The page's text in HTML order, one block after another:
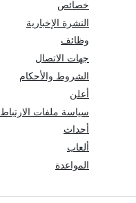
خصائص
النشرة الإخبارية
وظائف
جهات الاتصال
الشروط والأحكام
أعلن
سياسة ملفات الارتباط
أحداث
ألعاب
المواعدة